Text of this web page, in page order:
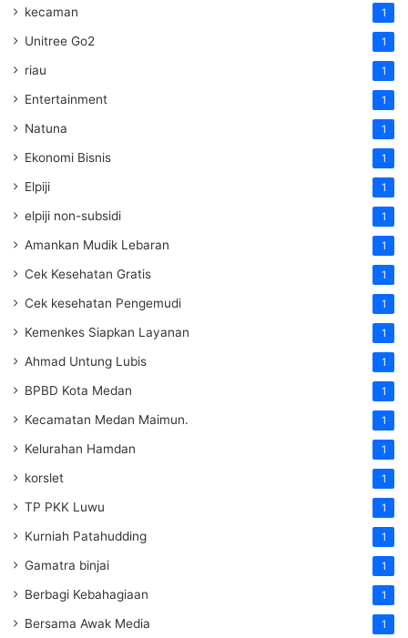
kecaman 1
Unitree Go2 1
riau 1
Entertainment 1
Natuna 1
Ekonomi Bisnis 1
Elpiji 1
elpiji non-subsidi 1
Amankan Mudik Lebaran 1
Cek Kesehatan Gratis 1
Cek kesehatan Pengemudi 1
Kemenkes Siapkan Layanan 1
Ahmad Untung Lubis 1
BPBD Kota Medan 1
Kecamatan Medan Maimun. 1
Kelurahan Hamdan 1
korslet 1
TP PKK Luwu 1
Kurniah Patahudding 1
Gamatra binjai 1
Berbagi Kebahagiaan 1
Bersama Awak Media 1